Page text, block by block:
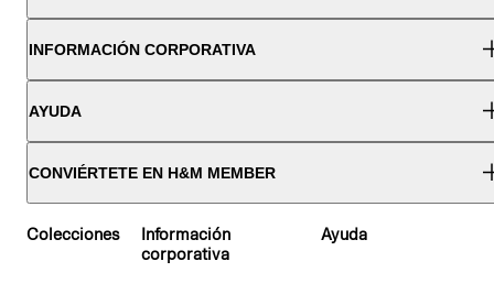
INFORMACIÓN CORPORATIVA
AYUDA
CONVIÉRTETE EN H&M MEMBER
Colecciones
Información
corporativa
Ayuda